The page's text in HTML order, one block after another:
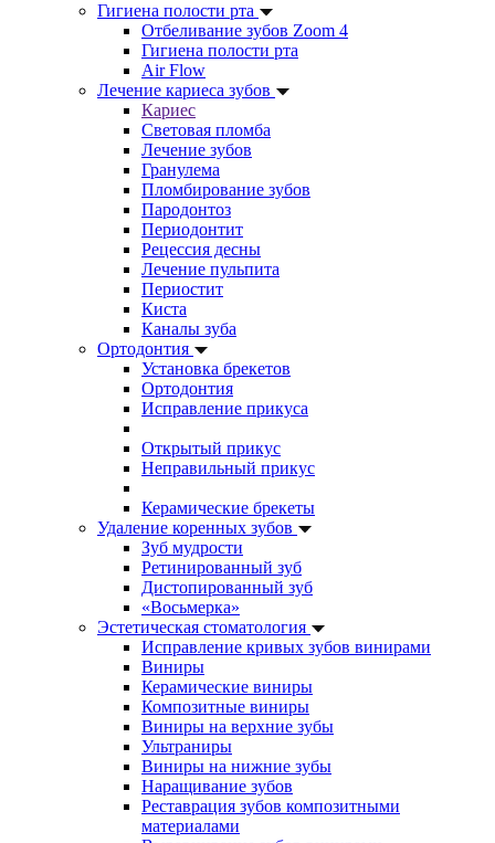
Гигиена полости рта
Отбеливание зубов Zoom 4
Гигиена полости рта
Air Flow
Лечение кариеса зубов
Кариес
Световая пломба
Лечение зубов
Гранулема
Пломбирование зубов
Пародонтоз
Периодонтит
Рецессия десны
Лечение пульпита
Периостит
Киста
Каналы зуба
Ортодонтия
Установка брекетов
Ортодонтия
Исправление прикуса
Открытый прикус
Неправильный прикус
Керамические брекеты
Удаление коренных зубов
Зуб мудрости
Ретинированный зуб
Дистопированный зуб
«Восьмерка»
Эстетическая стоматология
Исправление кривых зубов винирами
Виниры
Керамические виниры
Композитные виниры
Виниры на верхние зубы
Ультраниры
Виниры на нижние зубы
Наращивание зубов
Реставрация зубов композитными
материалами